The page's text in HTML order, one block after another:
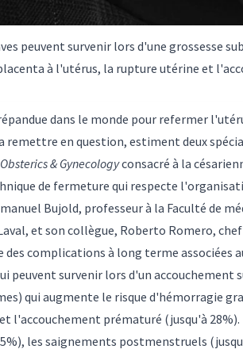
peuvent survenir lors d'une grossesse
à l'utérus, la rupture utérine et
dans le monde pour refermer
remettre en question, estiment deux
& Gynecologyconsacré à la
de fermeture qui respecte
Bujold, professeur à la Faculté de
et son collègue, Roberto Romero,
complications à long terme associées
peuvent survenir lors d'un
qui augmente le risque d'hémorragie
l'accouchement prématuré (jusqu'à
les saignements postmenstruels